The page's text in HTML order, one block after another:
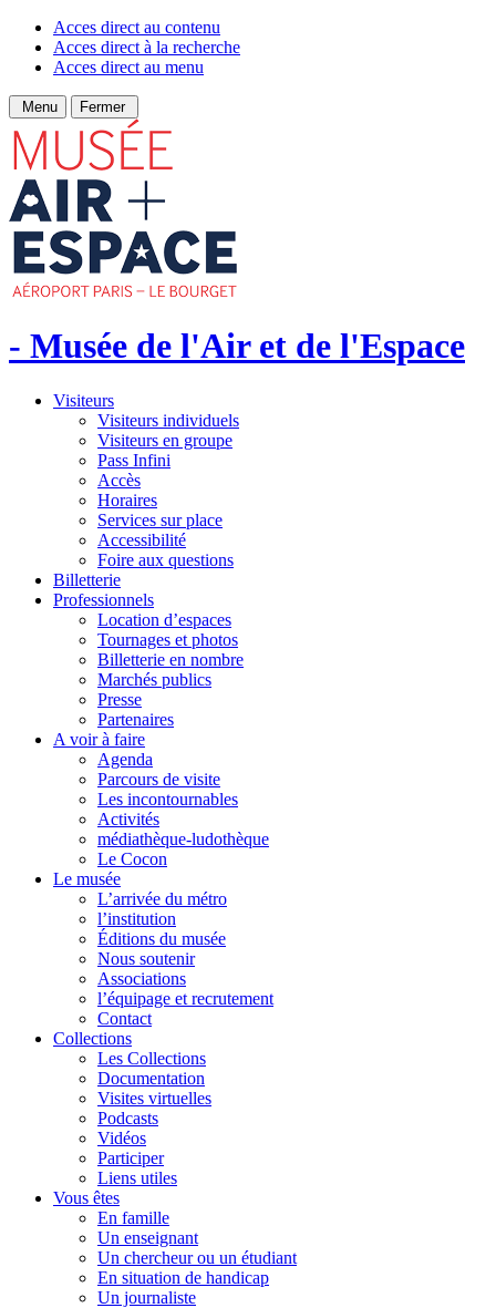
Acces direct au contenu
Acces direct à la recherche
Acces direct au menu
Menu Fermer
- Musée de l'Air et de l'Espace
Visiteurs
Visiteurs individuels
Visiteurs en groupe
Pass Infini
Accès
Horaires
Services sur place
Accessibilité
Foire aux questions
Billetterie
Professionnels
Location d’espaces
Tournages et photos
Billetterie en nombre
Marchés publics
Presse
Partenaires
A voir à faire
Agenda
Parcours de visite
Les incontournables
Activités
médiathèque-ludothèque
Le Cocon
Le musée
L’arrivée du métro
l’institution
Éditions du musée
Nous soutenir
Associations
l’équipage et recrutement
Contact
Collections
Les Collections
Documentation
Visites virtuelles
Podcasts
Vidéos
Participer
Liens utiles
Vous êtes
En famille
Un enseignant
Un chercheur ou un étudiant
En situation de handicap
Un journaliste